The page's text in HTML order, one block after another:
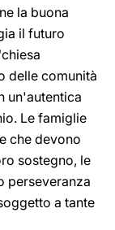
la buona
il futuro
delle comunità
un'autentica
Le famiglie
che devono
sostegno, le
perseveranza
a tante